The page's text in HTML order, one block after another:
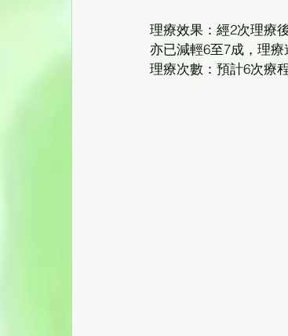
理療效果：經2次理療
亦已減輕6至7成，理
理療次數：預計6次療